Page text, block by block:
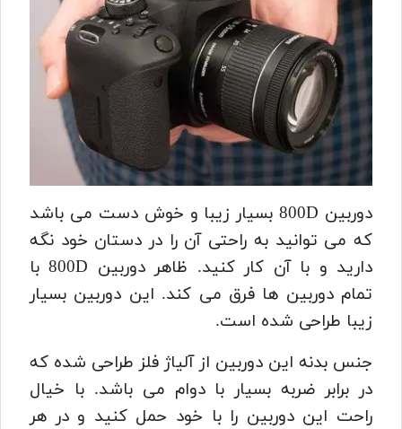
دوربین 800D بسیار زیبا و خوش دست می باشد
که می توانید به راحتی آن را در دستان خود نگه
دارید و با آن کار کنید. ظاهر دوربین 800D با
تمام دوربین ها فرق می کند. این دوربین بسیار
زیبا طراحی شده است.
جنس بدنه این دوربین از آلیاژ فلز طراحی شده که
در برابر ضربه بسیار با دوام می باشد. با خیال
راحت این دوربین را با خود حمل کنید و در هر